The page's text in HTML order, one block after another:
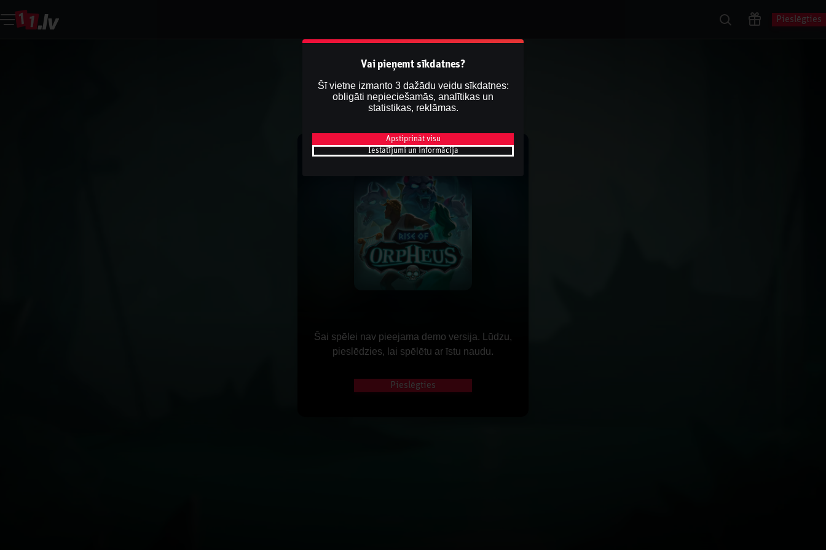
Pieslēgties
Šai spēlei nav pieejama demo versija. Lūdzu,
pieslēdzies, lai spēlētu ar īstu naudu.
Pieslēgties
Vai pieņemt sīkdatnes?
Šī vietne izmanto 3 dažādu veidu sīkdatnes:
obligāti nepieciešamās, analītikas un
statistikas, reklāmas.
Apstiprināt visu
Iestatījumi un informācija